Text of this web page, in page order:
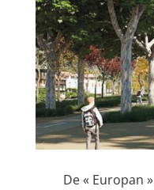
De « Europan